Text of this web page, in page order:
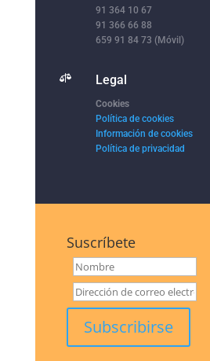
91 364 10 67
91 366 66 88
659 91 84 73 (Móvil)
 Legal
Cookies
Política de cookies
Información de cookies
Política de privacidad
Suscríbete